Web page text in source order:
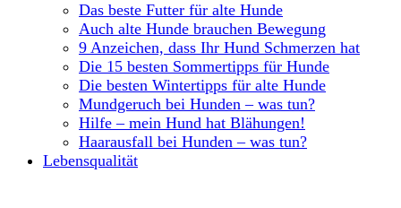
Das beste Futter für alte Hunde
Auch alte Hunde brauchen Bewegung
9 Anzeichen, dass Ihr Hund Schmerzen hat
Die 15 besten Sommertipps für Hunde
Die besten Wintertipps für alte Hunde
Mundgeruch bei Hunden – was tun?
Hilfe – mein Hund hat Blähungen!
Haarausfall bei Hunden – was tun?
Lebensqualität